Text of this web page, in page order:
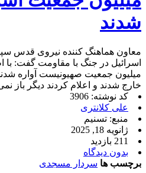
شدند
معاون هماهنگ کننده نیروی قدس
اسرائیل در جنگ با مقاومت گفت:
خارج شدند و اعلام کردند دیگر باز
کد نوشته: 3906
علی کلانتری
منبع: تسنیم
ژانویه 18, 2025
211 بازدید
بدون دیدگاه
برچسب ها سردار مسجدی